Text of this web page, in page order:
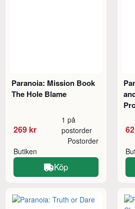
Paranoia: Mission Book
The Hole Blame
269 kr
1 på
postorder
Butiken
Postorder
Köp